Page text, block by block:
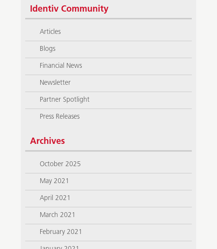
Identiv Community
Articles
Blogs
Financial News
Newsletter
Partner Spotlight
Press Releases
Archives
October 2025
May 2021
April 2021
March 2021
February 2021